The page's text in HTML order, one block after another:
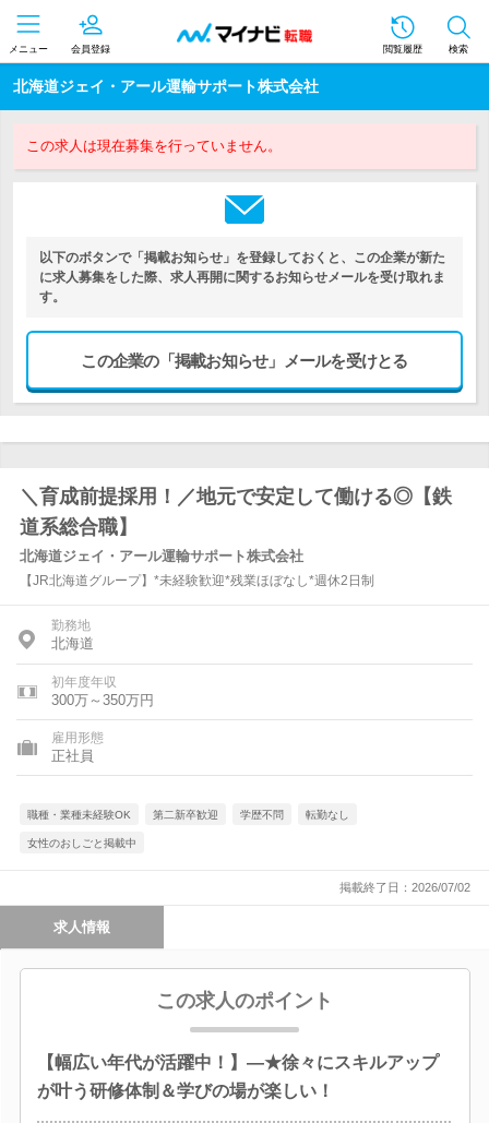
メニュー 会員登録 閲覧履歴 検索
北海道ジェイ・アール運輸サポート株式会社
この求人は現在募集を行っていません。
以下のボタンで「掲載お知らせ」を登録しておくと、この企業が新た
に求人募集をした際、求人再開に関するお知らせメールを受け取れま
す。
この企業の「掲載お知らせ」メールを受けとる
＼育成前提採用！／地元で安定して働ける◎【鉄
道系総合職】
北海道ジェイ・アール運輸サポート株式会社
【JR北海道グループ】*未経験歓迎*残業ほぼなし*週休2日制
勤務地
北海道
初年度年収
300万～350万円
雇用形態
正社員
職種・業種未経験OK 第二新卒歓迎 学歴不問 転勤なし
女性のおしごと掲載中
掲載終了日：2026/07/02
求人情報
この求人のポイント
【幅広い年代が活躍中！】―★徐々にスキルアップ
が叶う研修体制＆学びの場が楽しい！